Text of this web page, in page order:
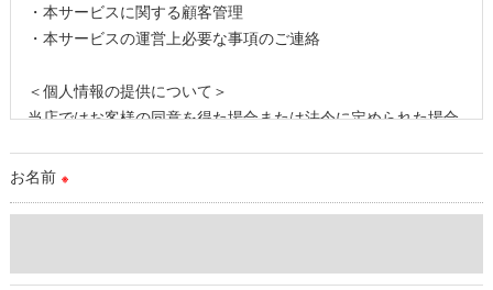
・本サービスに関する顧客管理
・本サービスの運営上必要な事項のご連絡
＜個人情報の提供について＞
当店ではお客様の同意を得た場合または法令に定められた場合
取得した個人情報を第三者に提供することはいたしません。
外部に委託する場合があります。
お名前 ※